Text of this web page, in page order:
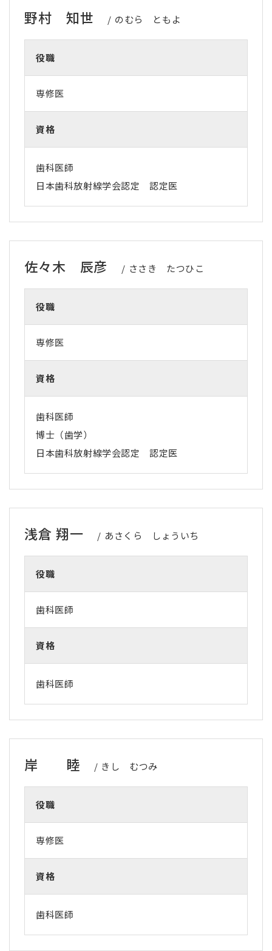
野村 知世 のむら ともよ
役職
専修医
資格
歯科医師
日本歯科放射線学会認定 認定医
佐々木 辰彦 ささき たつひこ
役職
専修医
資格
歯科医師
博士（歯学）
日本歯科放射線学会認定 認定医
浅倉 翔一 あさくら しょういち
役職
歯科医師
資格
歯科医師
岸 睦 きし むつみ
役職
専修医
資格
歯科医師